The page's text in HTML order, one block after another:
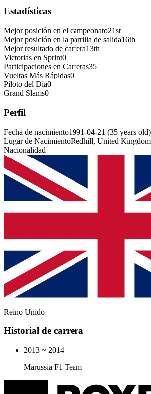
Estadísticas
Mejor posición en el campeonato21st
Mejor posición en la parrilla de salida16th
Mejor resultado de carrera13th
Victorias en Sprint0
Participaciones en Carreras35
Vueltas Más Rápidas0
Piloto del Día0
Grand Slams0
Perfil
Fecha de nacimiento1991-04-21 (35 years old)
Lugar de NacimientoRedhill, United Kingdom
Nacionalidad
Reino Unido
Historial de carrera
2013 ~ 2014
Marussia F1 Team